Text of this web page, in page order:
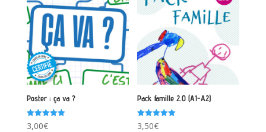
Poster : ça va ?
Note
5.00
3,00€
Pack famille 2.0 (A1-A2)
Note
5.00
3,50€